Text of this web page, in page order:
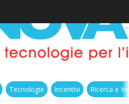
Tecnologie Incentivi Ricerca e